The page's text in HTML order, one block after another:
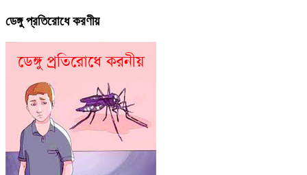
ডেঙ্গু প্রতিরোধে করণীয়